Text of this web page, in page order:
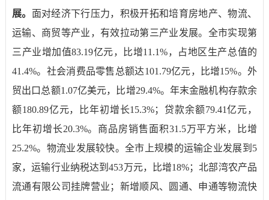
展。 面对经济下行压力，积极开拓和培育房地产、物流、
运输、商贸等产业，有效拉动第三产业发展。全市实现第
三产业增加值83.19亿元，比增11.1%，占地区生产总值的
41.4%。社会消费品零售总额达101.79亿元，比增15%。外
贸出口总额1.07亿美元，比增29.4%。年末金融机构存款余
额180.89亿元，比年初增长15.3%；贷款余额79.41亿元，
比年初增长20.3%。商品房销售面积31.5万平方米，比增
25.2%。物流业发展较快。全市上规模的运输企业发展到 5
家，运输行业纳税达到453万元，比增18%；北部湾农产品
流通有限公司挂牌营业；新增顺风、圆通、申通等物流快